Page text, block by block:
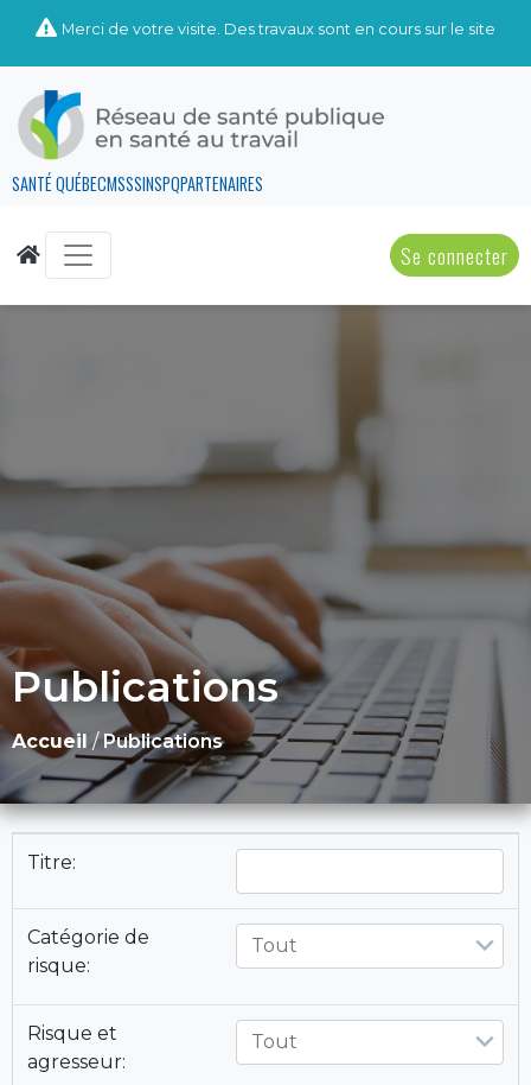
Merci de votre visite. Des travaux sont en cours sur le site
SANTÉ QUÉBECMSSSINSPQPARTENAIRES
Se connecter
Publications
Accueil /Publications
Titre:
Catégorie de
risque:
Tout
Risque et
agresseur:
Tout